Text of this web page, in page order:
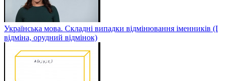
Українська мова. Складні випадки відмінювання іменників (І
відміна, орудний відмінок)